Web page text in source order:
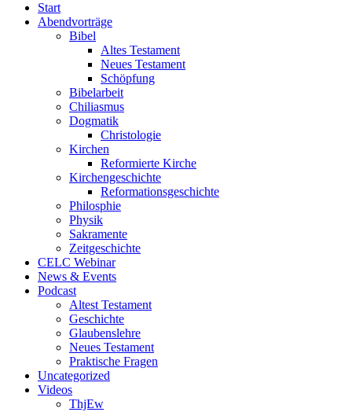
Start
Abendvorträge
Bibel
Altes Testament
Neues Testament
Schöpfung
Bibelarbeit
Chiliasmus
Dogmatik
Christologie
Kirchen
Reformierte Kirche
Kirchengeschichte
Reformationsgeschichte
Philosphie
Physik
Sakramente
Zeitgeschichte
CELC Webinar
News & Events
Podcast
Altest Testament
Geschichte
Glaubenslehre
Neues Testament
Praktische Fragen
Uncategorized
Videos
ThjEw